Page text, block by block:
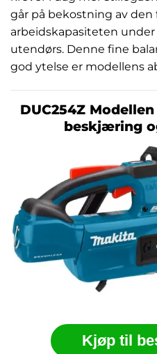
går på bekostning av den
arbeidskapasiteten
utendørs. Denne fine
god ytelse er modellens
DUC254Z
beskjæring
Kjøp til